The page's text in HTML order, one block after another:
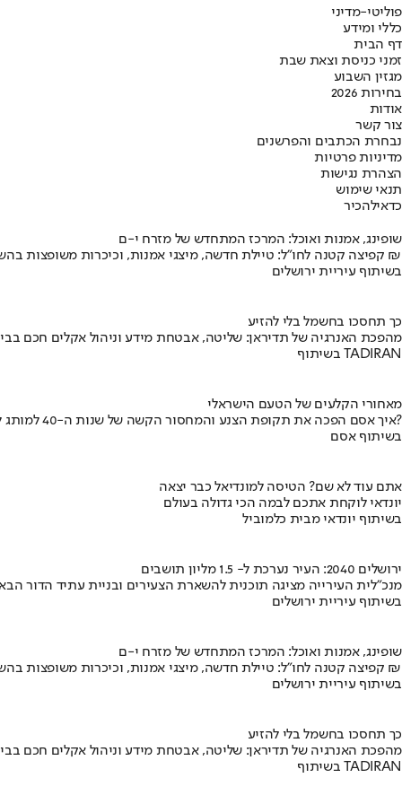
פוליטי-מדיני
כללי ומידע
דף הבית
זמני כניסת וצאת שבת
מגזין השבוע
בחירות 2026
אודות
צור קשר
נבחרת הכתבים והפרשנים
מדיניות פרטיות
הצהרת נגישות
תנאי שימוש
כדאילהכיר
שופינג, אמנות ואוכל: המרכז המתחדש של מזרח י-ם
קפיצה קטנה לחו"ל: טיילת חדשה, מיצגי אמנות, וכיכרות משופצות בהשקעה של 100 מיליון ₪
בשיתוף עיריית ירושלים
כך תחסכו בחשמל בלי להזיע
מהפכת האנרגיה של תדיראן: שליטה, אבטחת מידע וניהול אקלים חכם
בשיתוף TADIRAN
מאחורי הקלעים של הטעם הישראלי
איך אסם הפכה את תקופת הצנע והמחסור הקשה של שנות ה-40 למותג לאומי?
בשיתוף אסם
אתם עוד לא שם? הטיסה למונדיאל כבר יצאה
יונדאי לוקחת אתכם לבמה הכי גדולה בעולם
בשיתוף יונדאי מבית כלמוביל
ירושלים 2040: העיר נערכת ל- 1.5 מליון תושבים
מנכ"לית העירייה מציגה תוכנית להשארת הצעירים ובניית עתיד הדור
בשיתוף עיריית ירושלים
שופינג, אמנות ואוכל: המרכז המתחדש של מזרח י-ם
קפיצה קטנה לחו"ל: טיילת חדשה, מיצגי אמנות, וכיכרות משופצות בהשקעה של 100 מיליון ₪
בשיתוף עיריית ירושלים
כך תחסכו בחשמל בלי להזיע
מהפכת האנרגיה של תדיראן: שליטה, אבטחת מידע וניהול אקלים חכם
בשיתוף TADIRAN